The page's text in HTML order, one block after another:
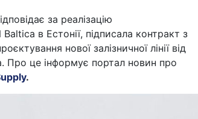
за реалізацію
в Естонії, підписала контракт з
нової залізничної лінії від
Про це інформує портал новин про
.